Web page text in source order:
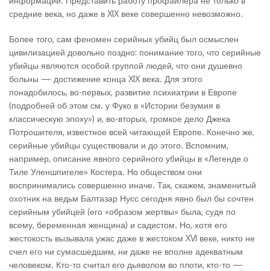
средние века, но даже в XIX веке совершенно невозможно.
Более того, сам феномен серийных убийц был осмыслен
цивилизацией довольно поздно: понимание того, что серийные
убийцы являются особой группой людей, что они душевно
больны — достижение конца XIX века. Для этого
понадобилось, во-первых, развитие психиатрии в Европе
(подробней об этом см. у Фуко в «Истории безумия в
классическую эпоху») и, во-вторых, громкое дело Джека
Потрошителя, известное всей читающей Европе. Конечно же,
серийные убийцы существовали и до этого. Вспомним,
например, описание явного серийного убийцы в «Легенде о
Тиле Уленшпигеле» Костера. Но обществом они
воспринимались совершенно иначе. Так, скажем, знаменитый
охотник на ведьм Балтазар Нусс сегодня явно был бы сочтен
серийным убийцей (его «образом жертвы» была, судя по
всему, беременная женщина) и садистом. Но, хотя его
жестокость вызывала ужас даже в жестоком XVI веке, никто не
счел его ни сумасшедшим, ни даже не вполне адекватным
человеком. Кто-то считал его дьяволом во плоти, кто-то —